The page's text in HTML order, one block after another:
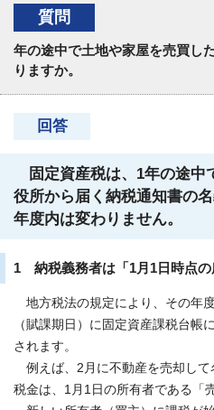
質問
年の途中で土地や家屋を売買し
りますか。
回答
固定資産税は、1年の途中
役所から届く納税通知書の
年度内は変わりません。
1 納税義務者は「1月1日時点の
地方税法の規定により、その年
（賦課期日）に固定資産課税台帳
されます。
例えば、2月に不動産を売却して
税金は、1月1日の所有者である「